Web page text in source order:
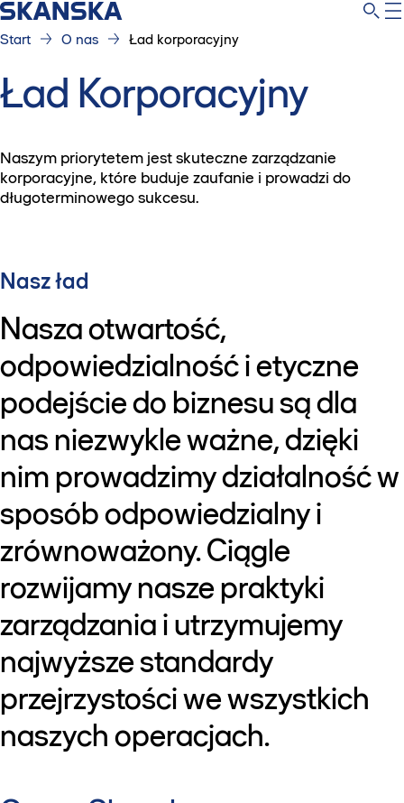
Start O nas Ład korporacyjny
Ład Korporacyjny
Naszym priorytetem jest skuteczne zarządzanie
korporacyjne, które buduje zaufanie i prowadzi do
długoterminowego sukcesu.
Nasz ład
Nasza otwartość,
odpowiedzialność i etyczne
podejście do biznesu są dla
nas niezwykle ważne, dzięki
nim prowadzimy działalność w
sposób odpowiedzialny i
zrównoważony. Ciągle
rozwijamy nasze praktyki
zarządzania i utrzymujemy
najwyższe standardy
przejrzystości we wszystkich
naszych operacjach.